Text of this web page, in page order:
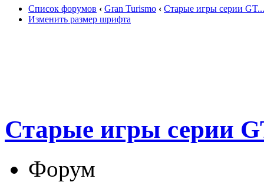
Список форумов ‹ Gran Turismo ‹ Старые игры серии GT...
Изменить размер шрифта
Старые игры серии
Форум